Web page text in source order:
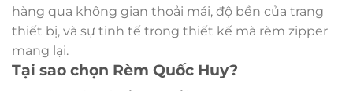
hàng qua không gian thoải mái, độ bền của trang
thiết bị, và sự tinh tế trong thiết kế mà rèm zipper
mang lại.
Tại sao chọn Rèm Quốc Huy?